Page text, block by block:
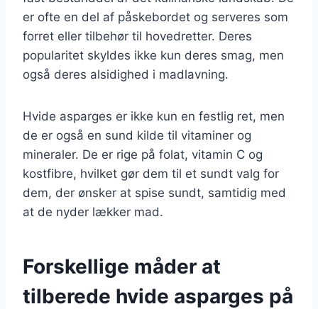
er ofte en del af påskebordet og serveres som
forret eller tilbehør til hovedretter. Deres
popularitet skyldes ikke kun deres smag, men
også deres alsidighed i madlavning.
Hvide asparges er ikke kun en festlig ret, men
de er også en sund kilde til vitaminer og
mineraler. De er rige på folat, vitamin C og
kostfibre, hvilket gør dem til et sundt valg for
dem, der ønsker at spise sundt, samtidig med
at de nyder lækker mad.
Forskellige måder at
tilberede hvide asparges på